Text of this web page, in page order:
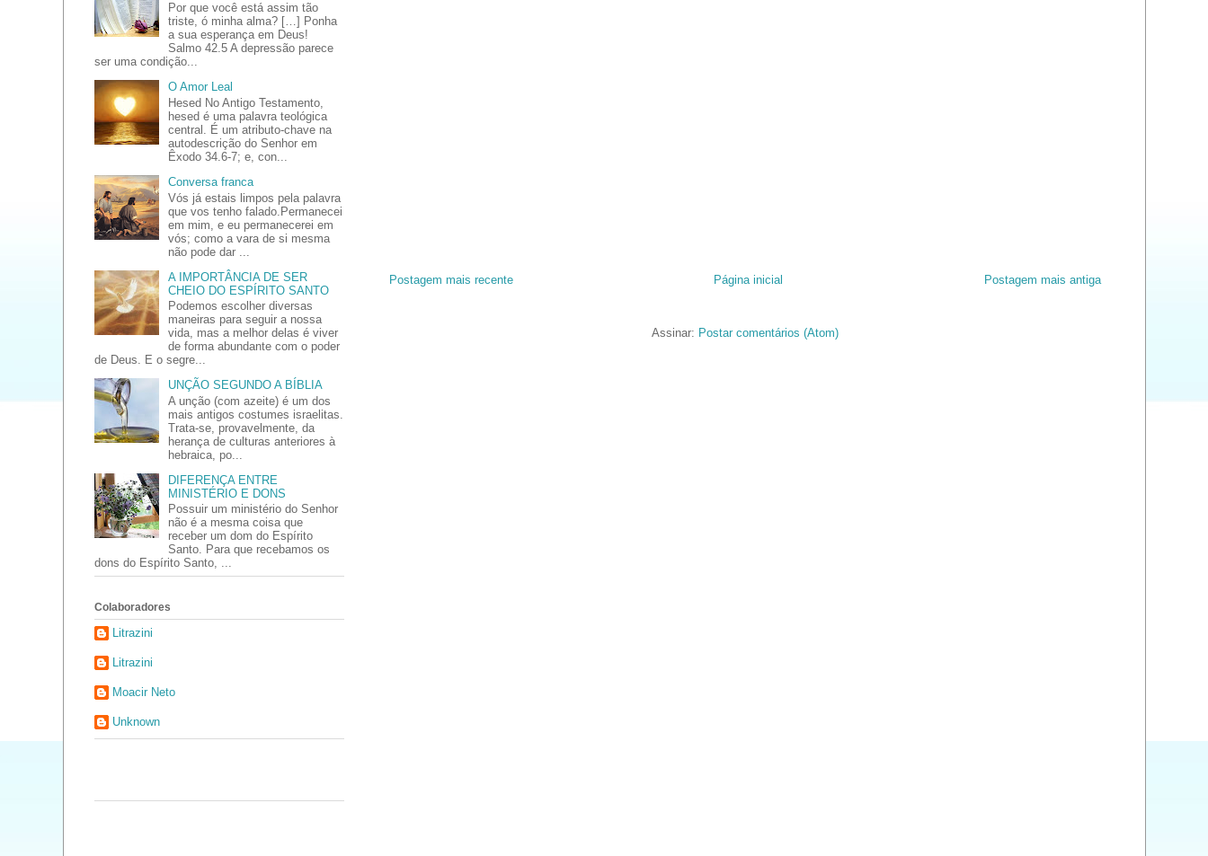
Postagem mais recente Postagem mais antiga
Página inicial
Assinar: Postar comentários (Atom)
Por que você está assim tão
triste, ó minha alma? […] Ponha
a sua esperança em Deus!
Salmo 42.5 A depressão parece
ser uma condição...
O Amor Leal
Hesed No Antigo Testamento,
hesed é uma palavra teológica
central. É um atributo-chave na
autodescrição do Senhor em
Êxodo 34.6-7; e, con...
Conversa franca
Vós já estais limpos pela palavra
que vos tenho falado.Permanecei
em mim, e eu permanecerei em
vós; como a vara de si mesma
não pode dar ...
A IMPORTÂNCIA DE SER
CHEIO DO ESPÍRITO SANTO
Podemos escolher diversas
maneiras para seguir a nossa
vida, mas a melhor delas é viver
de forma abundante com o poder
de Deus. E o segre...
UNÇÃO SEGUNDO A BÍBLIA
A unção (com azeite) é um dos
mais antigos costumes israelitas.
Trata-se, provavelmente, da
herança de culturas anteriores à
hebraica, po...
DIFERENÇA ENTRE
MINISTÉRIO E DONS
Possuir um ministério do Senhor
não é a mesma coisa que
receber um dom do Espírito
Santo. Para que recebamos os
dons do Espírito Santo, ...
Colaboradores
Litrazini
Litrazini
Moacir Neto
Unknown